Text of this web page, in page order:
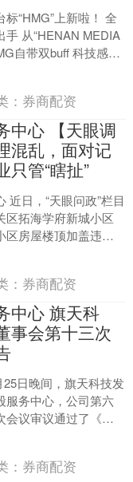
“HMG”上新啦！ 全
手 从“HENAN MEDIA
自带双buff 科技感拉
着河南....
： 券商配资
中心 【天眼调
混乱，面对记
只管“瞎扯”
近日，“天眼问政”栏目
区拓海学府新城小区
区房屋楼顶加盖违规
、墙砖脱落、车库
....
： 券商配资
中心 旗天科
事会第十三次
日晚间，旗天科技发
服务中心，公司第六
会议审议通过了《关
象发行股票股东大
....
： 券商配资